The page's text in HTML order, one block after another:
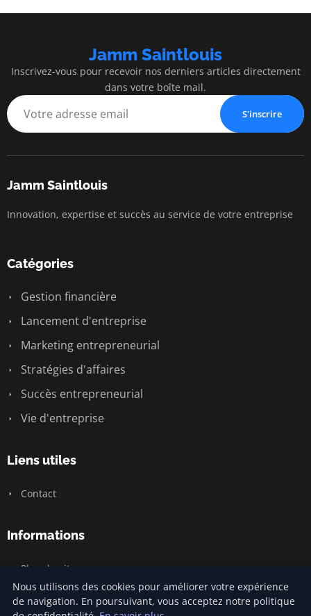
Jamm Saintlouis
Inscrivez-vous pour recevoir nos derniers articles directement
dans votre boîte mail.
S'inscrire
Jamm Saintlouis
Innovation, expertise et succès au service de votre entreprise
Catégories
Gestion financière
Lancement d'entreprise
Marketing entrepreneurial
Stratégies d'affaires
Succès entrepreneurial
Vie d'entreprise
Liens utiles
Contact
Informations
Plan du site
Nous utilisons des cookies pour améliorer votre expérience
de navigation. En poursuivant, vous acceptez notre politique